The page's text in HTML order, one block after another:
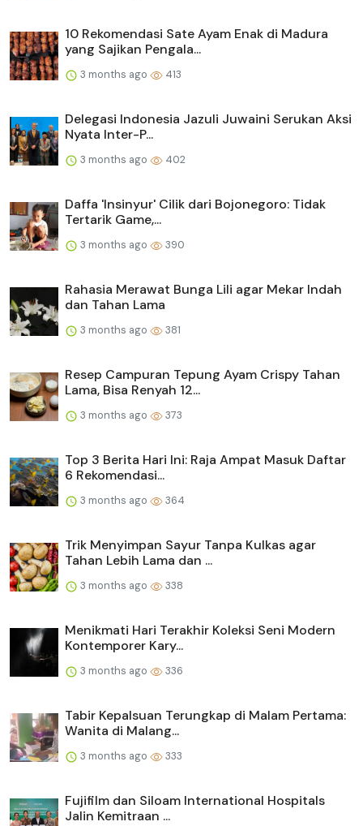
10 Rekomendasi Sate Ayam Enak di Madura
yang Sajikan Pengala...
3 months ago 413
Delegasi Indonesia Jazuli Juwaini Serukan Aksi
Nyata Inter-P...
3 months ago 402
Daffa 'Insinyur' Cilik dari Bojonegoro: Tidak
Tertarik Game,...
3 months ago 390
Rahasia Merawat Bunga Lili agar Mekar Indah
dan Tahan Lama
3 months ago 381
Resep Campuran Tepung Ayam Crispy Tahan
Lama, Bisa Renyah 12...
3 months ago 373
Top 3 Berita Hari Ini: Raja Ampat Masuk Daftar
6 Rekomendasi...
3 months ago 364
Trik Menyimpan Sayur Tanpa Kulkas agar
Tahan Lebih Lama dan ...
3 months ago 338
Menikmati Hari Terakhir Koleksi Seni Modern
Kontemporer Kary...
3 months ago 336
Tabir Kepalsuan Terungkap di Malam Pertama:
Wanita di Malang...
3 months ago 333
Fujifilm dan Siloam International Hospitals
Jalin Kemitraan ...